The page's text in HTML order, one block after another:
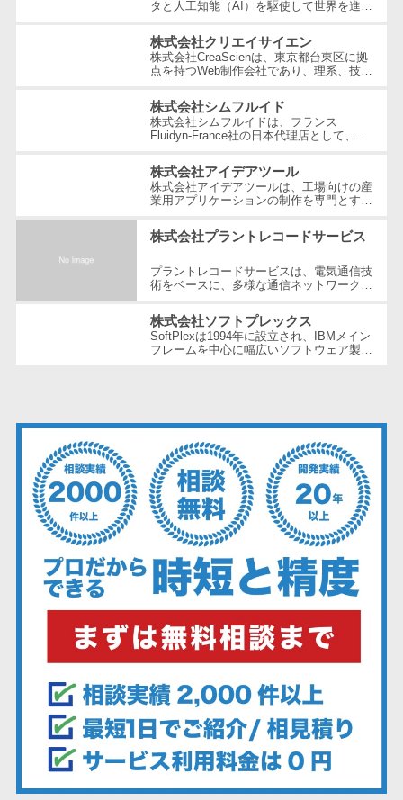
ェックアプリ
店舗業務支援
システム
適化
IT点呼サービス
医療・介護業
界向け
電子カルテ
障害福祉ソフ
介護ソフト
療システム
オンコール代
ーション向けサ
ービス
健康診断シス
テム
診療予約シス
テム
歯科向け電子
カルテ
歯科予約シス
テム
リハビリ管理
システム
医薬品在庫管
理システム
電子薬歴シス
テム
タと人工知能（AI）を駆使して世界を進化
する技術ベンチャー企業です。国内...
株式会社クリエイサイエン
株式会社CreaScienは、東京都台東区に拠
点を持つWeb制作会社であり、理系、技
たクリエイティブ制作を行っています。
独...
株式会社シムフルイド
株式会社シムフルイドは、フランス
Fluidyn-France社の日本代理店として、最
使した高精度な製品を提供しています。設
立...
株式会社アイデアツール
株式会社アイデアツールは、工場向けの産
業用アプリケーションの制作を専門とする
ズ・バッテリー工場など多岐にわた...
株式会社プラントレコードサービス
プラントレコードサービスは、電気通信技
術をベースに、多様な通信ネットワーク構
ウを提供している企業です。創業以...
株式会社ソフトプレックス
SoftPlexは1994年に設立され、IBMメイン
フレームを中心に幅広いソフトウェア製品